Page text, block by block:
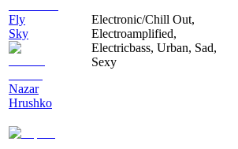
Fly
Sky
Nazar
Hrushko
Electronic/Chill Out,
Electroamplified,
Electricbass, Urban, Sad,
Sexy